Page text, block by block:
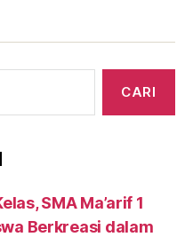
SMA Ma’arif 1
Berkreasi dalam